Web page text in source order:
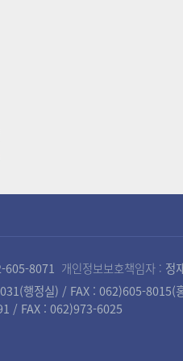
605-8071 개인정보보호책임자 : 정
행정실) / FAX : 062)605-8015(
/ FAX : 062)973-6025